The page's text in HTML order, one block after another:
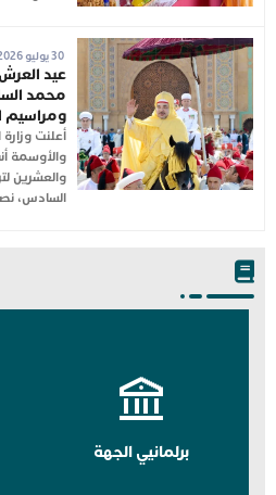
30 يوليو 2026
عيد
محمد
ومراسيم
أعلنت
والأوسمة
والعشرين
السادس،
برلمانيي الجهة